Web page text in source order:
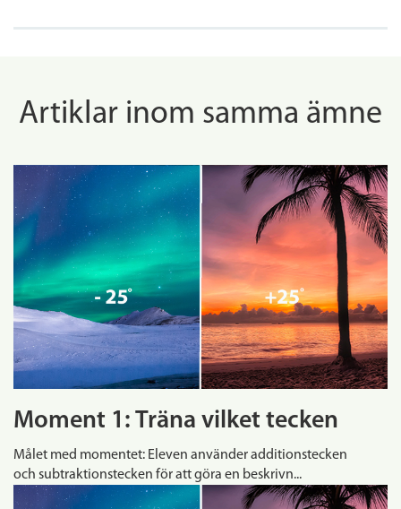
Artiklar inom samma ämne
Moment 1: Träna vilket tecken
Målet med momentet: Eleven använder additionstecken
och subtraktionstecken för att göra en beskrivn...